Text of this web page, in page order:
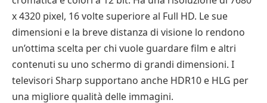
x 4320 pixel, 16 volte superiore al Full HD. Le sue
dimensioni e la breve distanza di visione lo rendono
un’ottima scelta per chi vuole guardare film e altri
contenuti su uno schermo di grandi dimensioni. I
televisori Sharp supportano anche HDR10 e HLG per
una migliore qualità delle immagini.